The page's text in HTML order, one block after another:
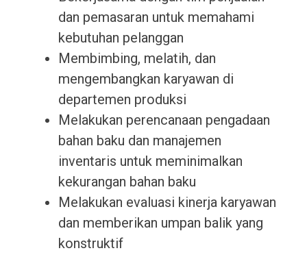
dan pemasaran untuk memahami
kebutuhan pelanggan
Membimbing, melatih, dan
mengembangkan karyawan di
departemen produksi
Melakukan perencanaan pengadaan
bahan baku dan manajemen
inventaris untuk meminimalkan
kekurangan bahan baku
Melakukan evaluasi kinerja karyawan
dan memberikan umpan balik yang
konstruktif